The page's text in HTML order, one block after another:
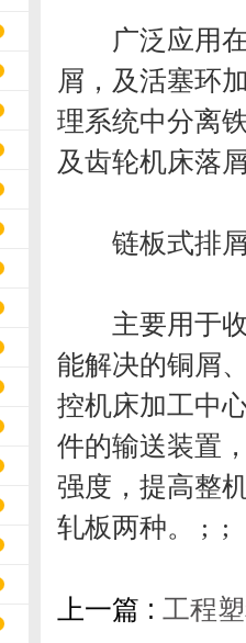
广泛应用在
屑，及活塞环
理系统中分离
及齿轮机床落
链板式排
主要用于收
能解决的铜屑
控机床加工中
件的输送装置
强度，提高整
轧板两种。 ; ;
上一篇 : 工程